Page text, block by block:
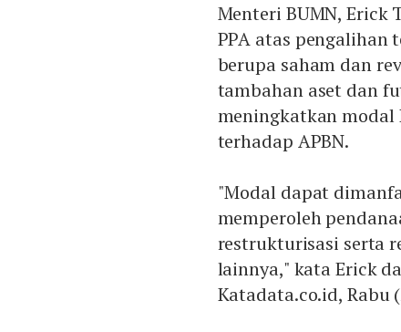
Menteri BUMN, Erick
PPA atas pengalihan
berupa saham dan
tambahan aset dan
meningkatkan modal
terhadap APBN.
"Modal dapat
memperoleh
restrukturisasi serta
lainnya," kata Erick
Katadata.co.id, Rabu